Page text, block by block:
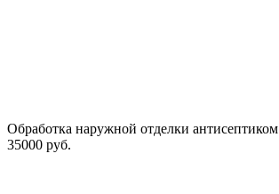
Обработка наружной отделки
35000 руб.